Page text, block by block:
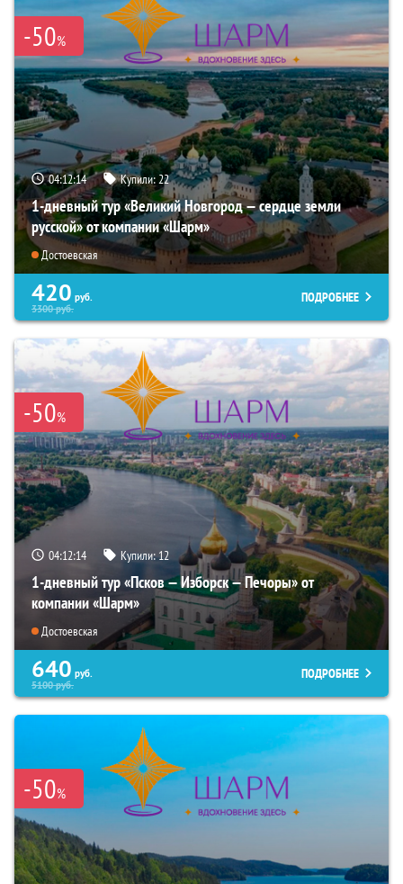
-50%
04:12:13 Купили:22
1-дневный тур «Великий Новгород — сердце земли
русской» от компании «Шарм»
Достоевская
420 руб.
3300руб.
ПОДРОБНЕЕ
-50%
04:12:13 Купили:12
1-дневный тур «Псков — Изборск — Печоры» от
компании «Шарм»
Достоевская
640 руб.
5100руб.
ПОДРОБНЕЕ
-50%